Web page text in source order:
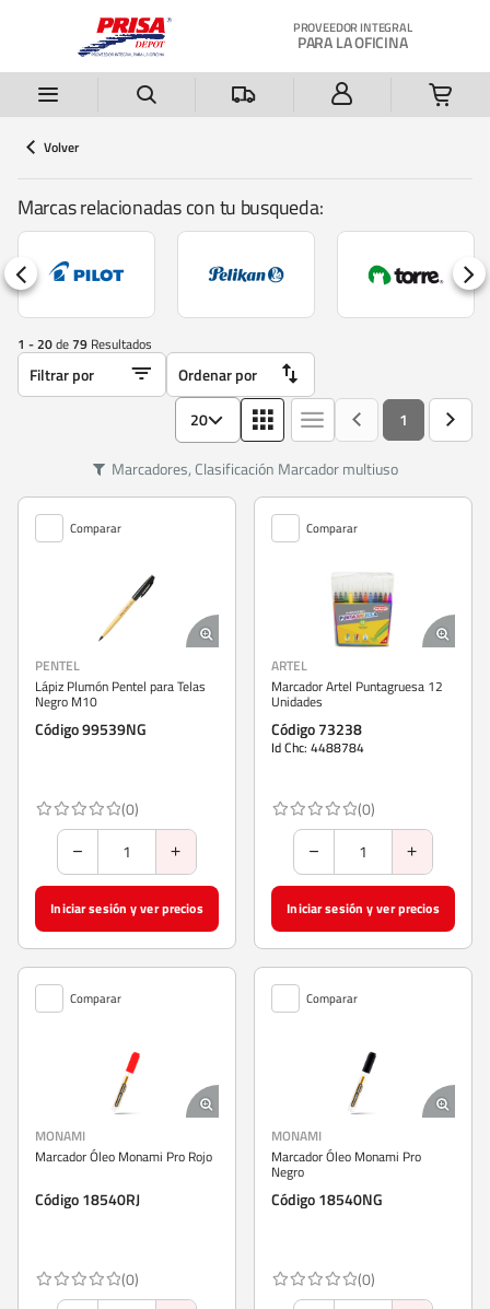
PROVEEDOR INTEGRAL
PARA LA OFICINA
Volver
Marcas relacionadas con tu busqueda:
1 - 20de79 Resultados
20 1
Marcadores, Clasificación Marcador multiuso
Comparar
PENTEL
Lápiz Plumón Pentel para Telas
Negro M10
Código 99539NG
(0)
Iniciar sesión y ver precios
Comparar
ARTEL
Marcador Artel Puntagruesa 12
Unidades
Código 73238
Id Chc: 4488784
(0)
Iniciar sesión y ver precios
Comparar
MONAMI
Marcador Óleo Monami Pro Rojo
Código 18540RJ
(0)
Comparar
MONAMI
Marcador Óleo Monami Pro
Negro
Código 18540NG
(0)